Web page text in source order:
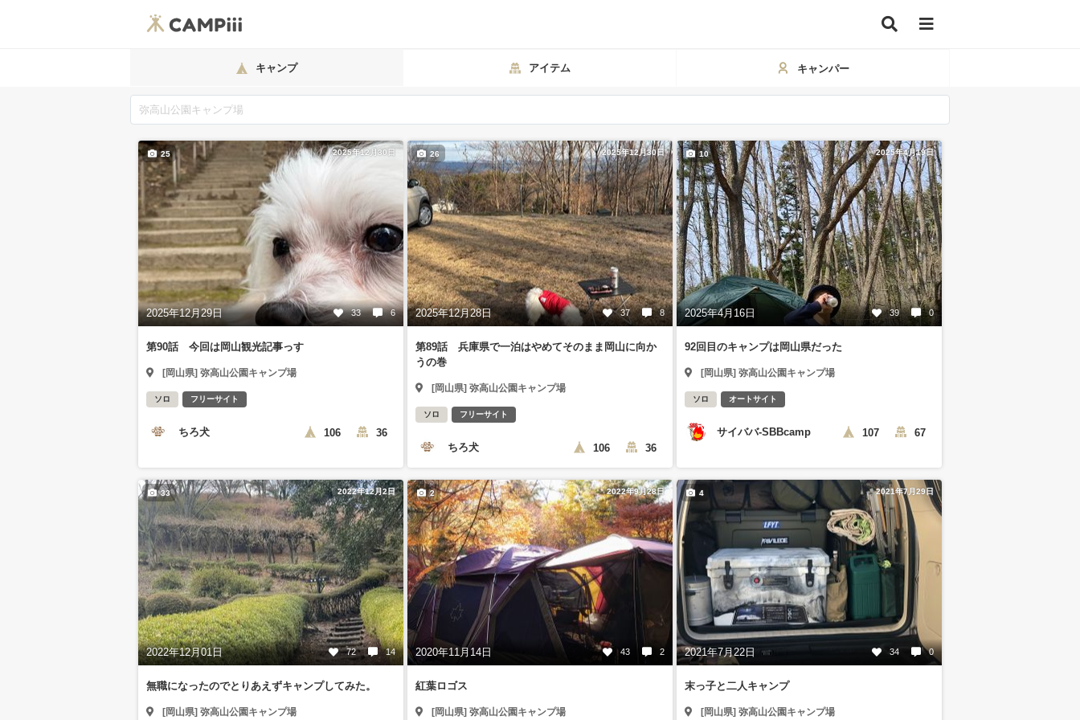
キャンプ アイテム キャンパー
2025年12月30日
2025年12月29日 33 6
25
第90話 今回は岡山観光記事っす
[岡山県] 弥高山公園キャンプ場
ソロ フリーサイト
ちろ犬 106 36
2025年12月30日
2025年12月28日 37 8
26
第89話 兵庫県で一泊はやめてそのまま岡山に向か
うの巻
[岡山県] 弥高山公園キャンプ場
ソロ フリーサイト
ちろ犬 106 36
2025年4月19日
2025年4月16日 39 0
10
92回目のキャンプは岡山県だった
[岡山県] 弥高山公園キャンプ場
ソロ オートサイト
サイババ-SBBcamp 107 67
2022年12月2日
2022年12月01日 72 14
33
無職になったのでとりあえずキャンプしてみた。
[岡山県] 弥高山公園キャンプ場
2022年9月28日
2020年11月14日 43 2
2
紅葉ロゴス
[岡山県] 弥高山公園キャンプ場
2021年7月29日
2021年7月22日 34 0
4
末っ子と二人キャンプ
[岡山県] 弥高山公園キャンプ場